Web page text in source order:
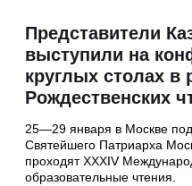
Представители
выступили на
круглых столах в
Рождественских
25—29 января в Москве
Святейшего Патриарха
проходят XXXIV
образовательные чтения.